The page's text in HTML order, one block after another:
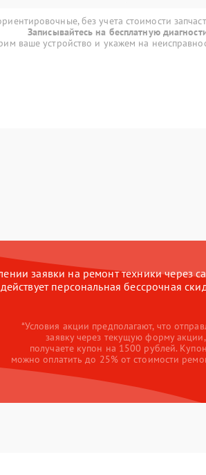
без учета стоимости
Записывайтесь на бесплатную
ваше устройство и укажем на
заявки на ремонт техники через
действует персональная бессрочная
*Условия акции предполагают, что
заявку через текущую форму
получаете купон на 1500 рублей.
можно оплатить до 25% от стоимости